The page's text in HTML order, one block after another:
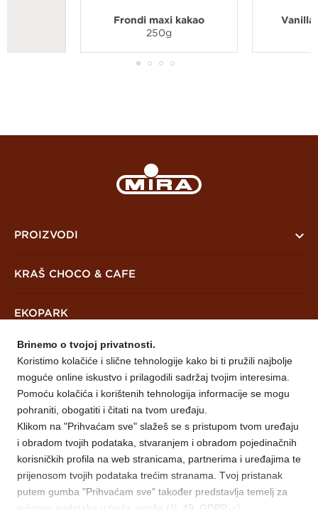
Frondi maxi kakao
250g
Vanilla
PROIZVODI
PreKrašni
Vafli
Mješavine
KRAŠ CHOCO & CAFE
EKOPARK
NOVOSTI
O NAMA
Mira Prijedor
Otvoreni natječaji
Istorijat Mire
Misija i vizija
KONTAKT
Copyright © Kraš d.d. 2026. Sva prava pridržana. Uslovi korištenja
Brinemo o tvojoj privatnosti.
Koristimo kolačiće i slične tehnologije kako bi ti pružili najbolje
moguće online iskustvo i prilagodili sadržaj tvojim interesima.
Pomoću kolačića i korištenih tehnologija informacije se mogu
pohraniti, obogatiti i čitati na tvom uređaju.
Klikom na "Prihvaćam sve" slažeš se s pristupom tvom uređaju
i obradom tvojih podataka, stvaranjem i obradom pojedinačnih
korisničkih profila na web stranicama, partnerima i uređajima te
prijenosom tvojih podataka trećim stranama. Tvoj pristanak
putem gumba "Prihvaćam sve" također predstavlja temelj za
prijenos podataka u treće zemlje (čl. 49. GDPR-a).